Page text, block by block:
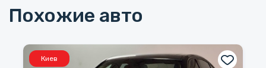
Похожие авто
Киев